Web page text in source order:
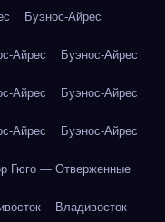
Буэнос-Айрес
Айрес Буэнос-Айрес
Айрес Буэнос-Айрес
Айрес Буэнос-Айрес
Гюго — Отверженные
Владивосток